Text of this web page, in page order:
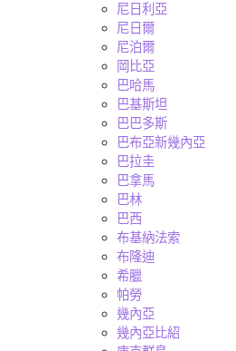
尼日利亞
尼日爾
尼泊爾
岡比亞
巴哈馬
巴基斯坦
巴巴多斯
巴布亞新幾內亞
巴拉圭
巴拿馬
巴林
巴西
布基納法索
布隆迪
希臘
帕勞
幾內亞
幾內亞比紹